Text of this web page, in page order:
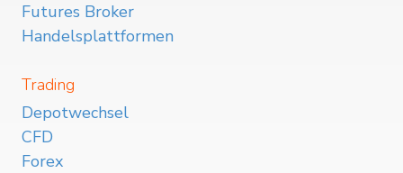
Futures Broker
Handelsplattformen
Trading
Depotwechsel
CFD
Forex